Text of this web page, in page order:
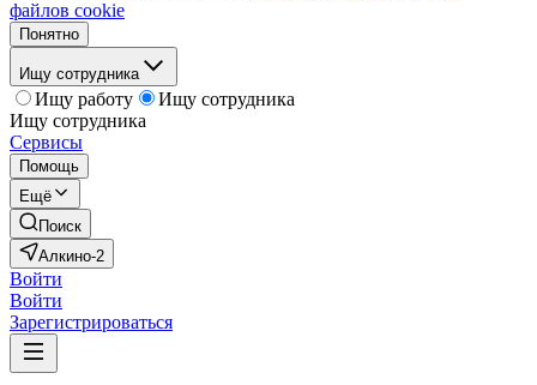
файлов cookie
Понятно
Ищу сотрудника
Ищу работу
Ищу сотрудника
Ищу сотрудника
Сервисы
Помощь
Ещё
Поиск
Алкино-2
Войти
Войти
Зарегистрироваться